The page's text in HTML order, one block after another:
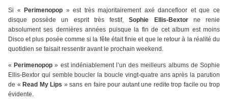
Si « Perimenopop » est très majoritairement axé dancefloor et que ce
disque possède un esprit très festif,Sophie Ellis-Bextorne renie
absolument ses dernières années puisque la fin de cet album est moins
Disco et plus posée comme si la fête était finie et que le retour à la réalité du
quotidien se faisait ressentir avant le prochain weekend.
« Perimenopop » est indéniablement l’un des meilleurs albums de Sophie
Ellis-Bextor qui semble boucler la boucle vingt-quatre ans après la parution
de « Read My Lips » sans en faire pour autant une redite trop facile ou trop
évidente.